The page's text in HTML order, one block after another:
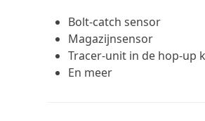
Bolt-catch sensor
Magazijnsensor
Tracer-unit in de hop-up
En meer